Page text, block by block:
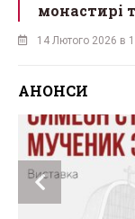
монастирі
14 Лютого 2026 в
АНОНСИ